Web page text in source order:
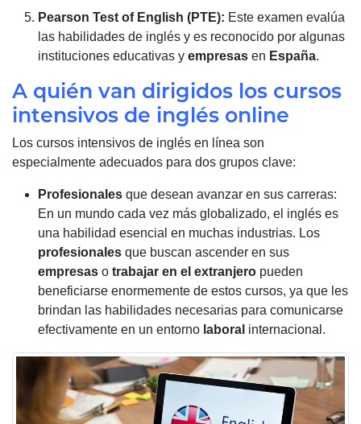
Pearson Test of English (PTE): Este examen evalúa
las habilidades de inglés y es reconocido por algunas
instituciones educativas y empresas en España.
A quién van dirigidos los cursos
intensivos de inglés online
Los cursos intensivos de inglés en línea son
especialmente adecuados para dos grupos clave:
Profesionales que desean avanzar en sus carreras:
En un mundo cada vez más globalizado, el inglés es
una habilidad esencial en muchas industrias. Los
profesionales que buscan ascender en sus
empresas o trabajar en el extranjero pueden
beneficiarse enormemente de estos cursos, ya que les
brindan las habilidades necesarias para comunicarse
efectivamente en un entorno laboral internacional.